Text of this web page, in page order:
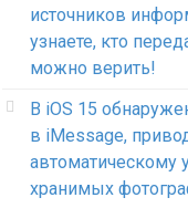
источников
узнаете, кто
можно верить!
В iOS 15
в iMessage,
автоматическому
хранимых